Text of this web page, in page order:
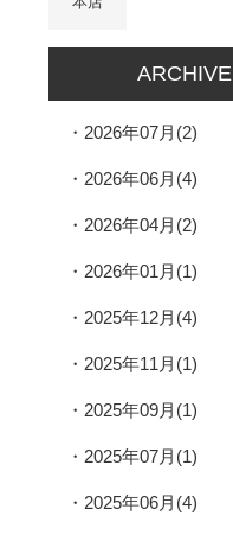
ARCHIVE
2026年07月(2)
2026年06月(4)
2026年04月(2)
2026年01月(1)
2025年12月(4)
2025年11月(1)
2025年09月(1)
2025年07月(1)
2025年06月(4)